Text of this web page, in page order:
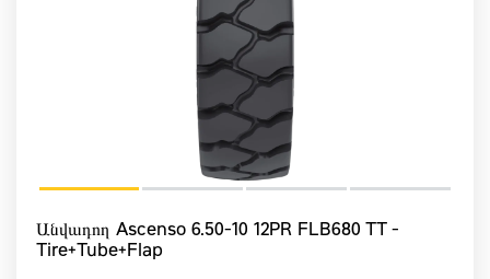
Անվադող Ascenso 6.50-10 12PR FLB680 TT -
Tire+Tube+Flap